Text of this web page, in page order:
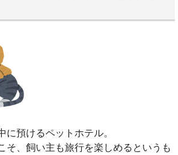
に預けるペットホテル。
そ、飼い主も旅行を楽しめるというも